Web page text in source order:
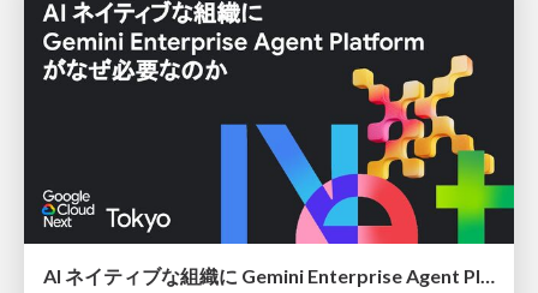
AI ネイティブな組織に Gemini Enterprise Agent Platform がなぜ必要なのか